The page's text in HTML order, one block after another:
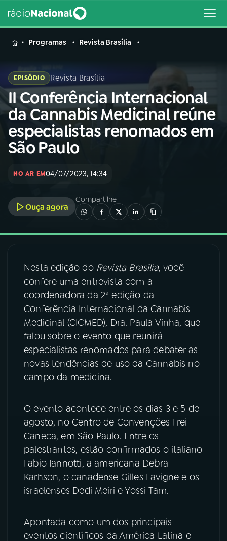
MENU
Buscar
na
Rádio
Nacional
Buscar
02A RÁDIO
04PROGRAMAS
PODCASTS
06VIDEOCASTS
ÚLTIMAS
FESTIVAL DE MÚSICA
ACOMPANHE A RÁDIO NACIONAL
YouTube Facebook
TikTok
Programas Revista Brasília
EPISÓDIO Revista Brasília
II Conferência Internacional
da Cannabis Medicinal reúne
especialistas renomados em
São Paulo
NO AR EM04/07/2023, 14:34
Ouça agora
Compartilhe
Nesta edição doRevista Brasília, você
confere uma entrevista com a
coordenadora da 2ª edição da
Conferência Internacional da Cannabis
Medicinal (CICMED), Dra. Paula Vinha, que
falou sobre o evento que reunirá
especialistas renomados para debater as
novas tendências de uso da Cannabis no
campo da medicina.
O evento acontece entre os dias 3 e 5 de
agosto, no Centro de Convenções Frei
Caneca, em São Paulo. Entre os
palestrantes, estão confirmados o italiano
Fabio Iannotti, a americana Debra
Karhson, o canadense Gilles Lavigne e os
israelenses Dedi Meiri e Yossi Tam.
Apontada como um dos principais
eventos científicos da América Latina e